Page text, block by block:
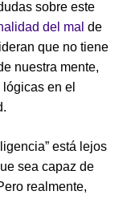
sobre este
del mal de
que no tiene
nuestra mente,
en el
está lejos
sea capaz de
realmente,